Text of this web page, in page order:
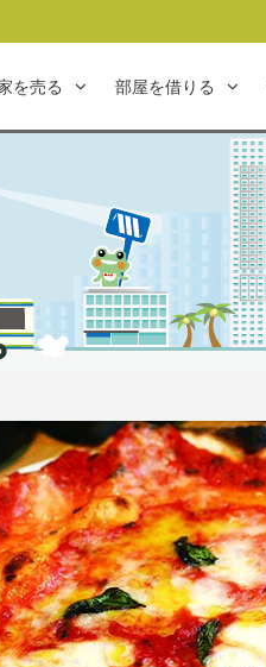
を売る 部屋を借りる